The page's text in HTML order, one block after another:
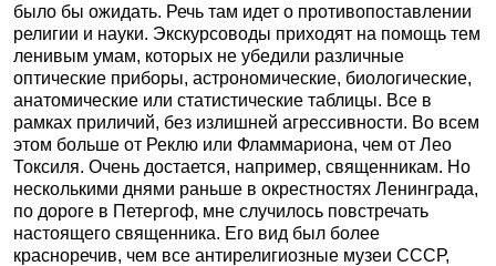
было бы ожидать. Речь там идет о противопоставлении
религии и науки. Экскурсоводы приходят на помощь тем
ленивым умам, которых не убедили различные
оптические приборы, астрономические, биологические,
анатомические или статистические таблицы. Все в
рамках приличий, без излишней агрессивности. Во всем
этом больше от Реклю или Фламмариона, чем от Лео
Токсиля. Очень достается, например, священникам. Но
несколькими днями раньше в окрестностях Ленинграда,
по дороге в Петергоф, мне случилось повстречать
настоящего священника. Его вид был более
красноречив, чем все антирелигиозные музеи СССР,